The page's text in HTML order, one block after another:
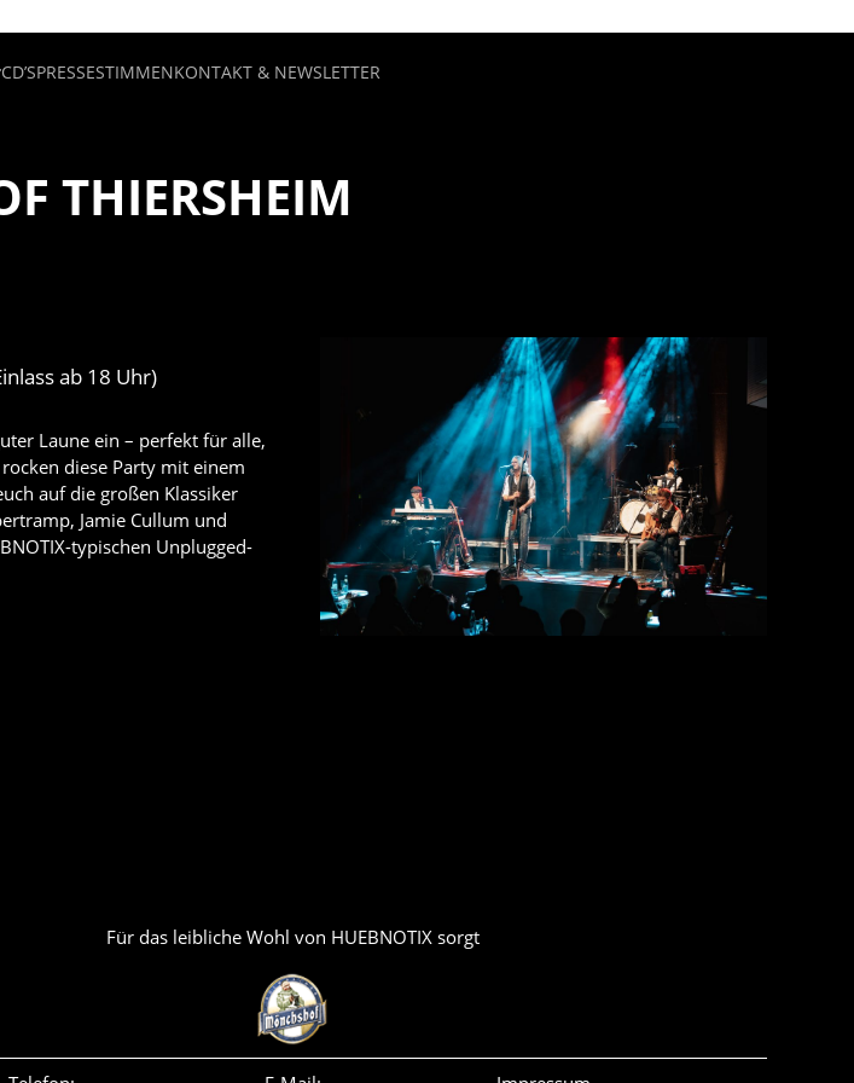
CD’SPRESSESTIMMENKONTAKT & NEWSLETTER
THIERSHEIM
ab 18 Uhr)
Laune ein – perfekt für alle,
diese Party mit einem
auf die großen Klassiker
Jamie Cullum und
typischen Unplugged-
Für das leibliche Wohl von HUEBNOTIX sorgt